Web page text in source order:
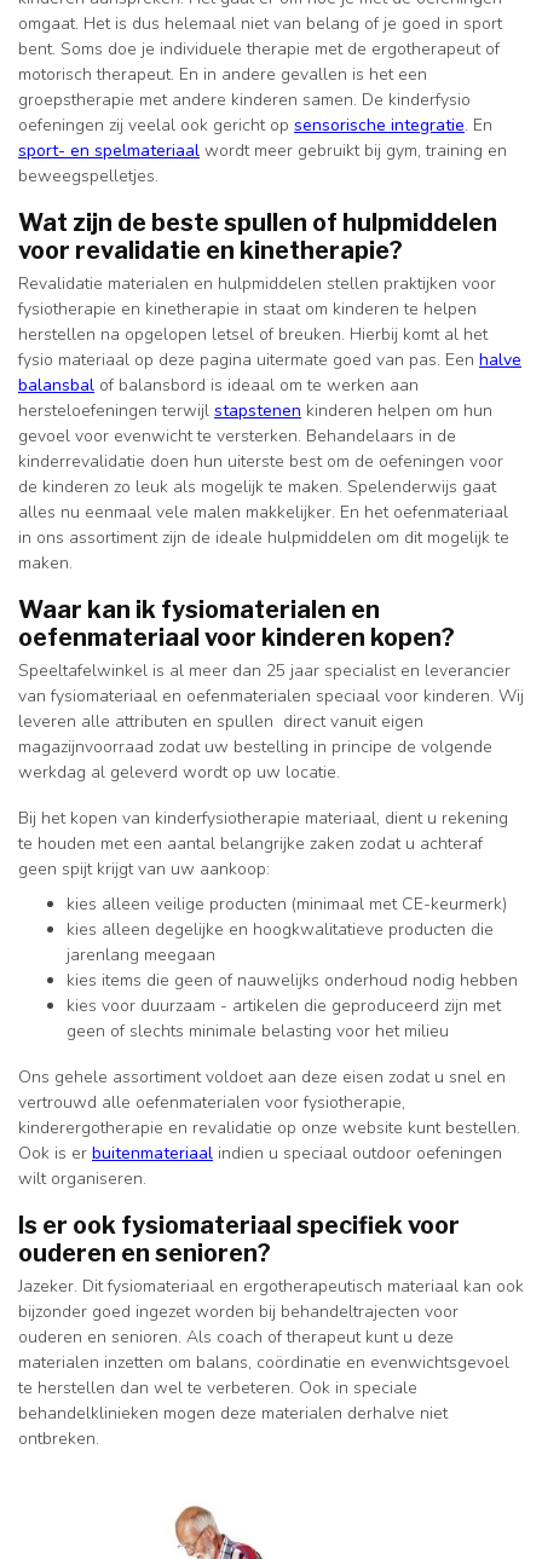
omgaat. Het is dus helemaal niet van belang of je goed in sport
bent. Soms doe je individuele therapie met de ergotherapeut of
motorisch therapeut. En in andere gevallen is het een
groepstherapie met andere kinderen samen. De kinderfysio
oefeningen zij veelal ook gericht op sensorische integratie. En
sport- en spelmateriaal wordt meer gebruikt bij gym, training en
beweegspelletjes.
Wat zijn de beste spullen of hulpmiddelen
voor revalidatie en kinetherapie?
Revalidatie materialen en hulpmiddelen stellen praktijken voor
fysiotherapie en kinetherapie in staat om kinderen te helpen
herstellen na opgelopen letsel of breuken. Hierbij komt al het
fysio materiaal op deze pagina uitermate goed van pas. Een halve
balansbal of balansbord is ideaal om te werken aan
hersteloefeningen terwijl stapstenen kinderen helpen om hun
gevoel voor evenwicht te versterken. Behandelaars in de
kinderrevalidatie doen hun uiterste best om de oefeningen voor
de kinderen zo leuk als mogelijk te maken. Spelenderwijs gaat
alles nu eenmaal vele malen makkelijker. En het oefenmateriaal
in ons assortiment zijn de ideale hulpmiddelen om dit mogelijk te
maken.
Waar kan ik fysiomaterialen en
oefenmateriaal voor kinderen kopen?
Speeltafelwinkel is al meer dan 25 jaar specialist en leverancier
van fysiomateriaal en oefenmaterialen speciaal voor kinderen. Wij
leveren alle attributen en spullen direct vanuit eigen
magazijnvoorraad zodat uw bestelling in principe de volgende
werkdag al geleverd wordt op uw locatie.
Bij het kopen van kinderfysiotherapie materiaal, dient u rekening
te houden met een aantal belangrijke zaken zodat u achteraf
geen spijt krijgt van uw aankoop:
kies alleen veilige producten (minimaal met CE-keurmerk)
kies alleen degelijke en hoogkwalitatieve producten die
jarenlang meegaan
kies items die geen of nauwelijks onderhoud nodig hebben
kies voor duurzaam - artikelen die geproduceerd zijn met
geen of slechts minimale belasting voor het milieu
Ons gehele assortiment voldoet aan deze eisen zodat u snel en
vertrouwd alle oefenmaterialen voor fysiotherapie,
kinderergotherapie en revalidatie op onze website kunt bestellen.
Ook is er buitenmateriaal indien u speciaal outdoor oefeningen
wilt organiseren.
Is er ook fysiomateriaal specifiek voor
ouderen en senioren?
Jazeker. Dit fysiomateriaal en ergotherapeutisch materiaal kan ook
bijzonder goed ingezet worden bij behandeltrajecten voor
ouderen en senioren. Als coach of therapeut kunt u deze
materialen inzetten om balans, coördinatie en evenwichtsgevoel
te herstellen dan wel te verbeteren. Ook in speciale
behandelklinieken mogen deze materialen derhalve niet
ontbreken.